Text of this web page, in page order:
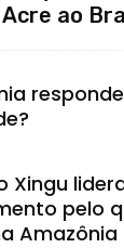
ao
Xingu
pelo
Amazônia